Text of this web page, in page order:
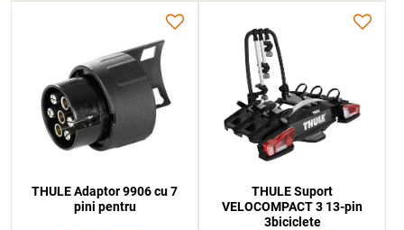
THULE Adaptor 9906 cu 7
pini pentru
THULE Suport
VELOCOMPACT 3 13-pin
3biciclete